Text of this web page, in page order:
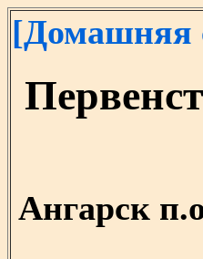
[Домашняя
Ангарск